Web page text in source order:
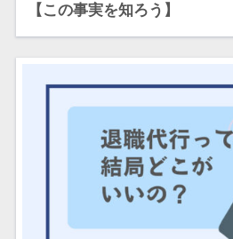
【この事実を知ろう】